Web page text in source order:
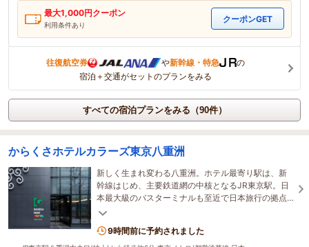
最大1,000円クーポン
利用条件あり
クーポンGET
往復航空券 や新幹線・特急
の
宿泊＋交通がセットのプランをみる
すべての宿泊プランをみる（90件）
からくさホテルカラーズ東京八重洲
新しく生まれ変わる八重洲。ホテル最寄り駅は、新
幹線はじめ、主要鉄道網の中核となるJR東京駅。日
本最大級のバスターミナルも至近で日本旅行の拠点
に最適です。老舗が軒を連ねる日本橋へも徒歩圏内
9時間前に予約されました